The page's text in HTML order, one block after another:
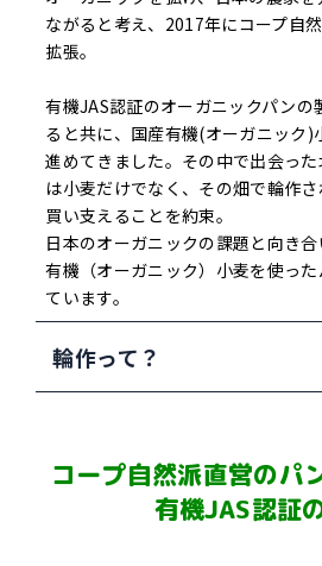
ながると考え、2017年にコープ自
拡張。
有機JAS認証のオーガニックパンの
ると共に、国産有機(オーガニック)
進めてきました。その中で出会っ
は小麦だけでなく、その畑で輪作
買い支えることを約束。
日本のオーガニックの課題と向き
有機（オーガニック）小麦を使っ
ています。
輪作って？
コープ自然派直営のパ
有機JAS認証